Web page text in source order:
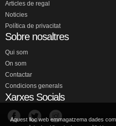
Articles de regal
Noticies
Política de privacitat
Sobre nosaltres
Qui som
On som
Contactar
Condicions generals
Xarxes Socials
Aquest lloc web emmagatzema dades